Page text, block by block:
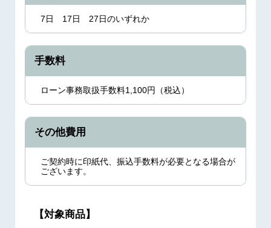
7日 17日 27日のいずれか
手数料
ローン事務取扱手数料1,100円（税込）
その他費用
ご契約時に印紙代、振込手数料が必要となる場合が
ございます。
【対象商品】